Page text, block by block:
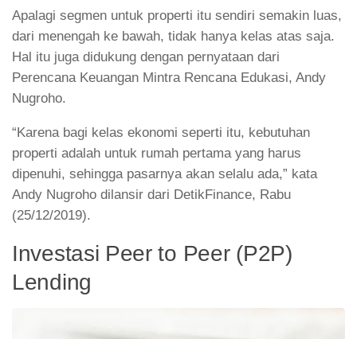
Apalagi segmen untuk properti itu sendiri semakin luas,
dari menengah ke bawah, tidak hanya kelas atas saja.
Hal itu juga didukung dengan pernyataan dari
Perencana Keuangan Mintra Rencana Edukasi, Andy
Nugroho.
“Karena bagi kelas ekonomi seperti itu, kebutuhan
properti adalah untuk rumah pertama yang harus
dipenuhi, sehingga pasarnya akan selalu ada,” kata
Andy Nugroho dilansir dari DetikFinance, Rabu
(25/12/2019).
Investasi Peer to Peer (P2P)
Lending